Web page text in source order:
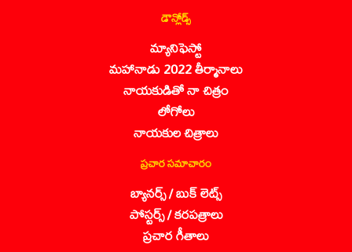
డౌన్లోడ్స్
మ్యానిఫెస్టో
మహానాడు 2022 తీర్మానాలు
నాయకుడితో నా చిత్రం
లోగోలు
నాయకుల చిత్రాలు
ప్రచార సమాచారం
బ్యానర్స్ / బుక్ లెట్స్
పోస్టర్స్ / కరపత్రాలు
ప్రచార గీతాలు